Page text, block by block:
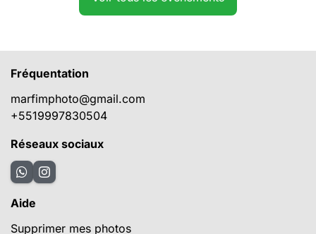
Fréquentation
marfimphoto@gmail.com
+5519997830504
Réseaux sociaux
Aide
Supprimer mes photos